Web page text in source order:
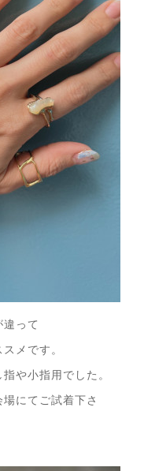
って
メです。
や小指用でした。
にてご試着下さ